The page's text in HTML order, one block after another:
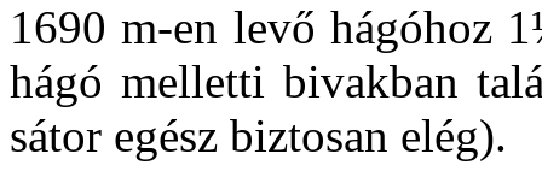
1690 m-en levő hágóhoz
hágó melletti bivakban
sátor egész biztosan elég).